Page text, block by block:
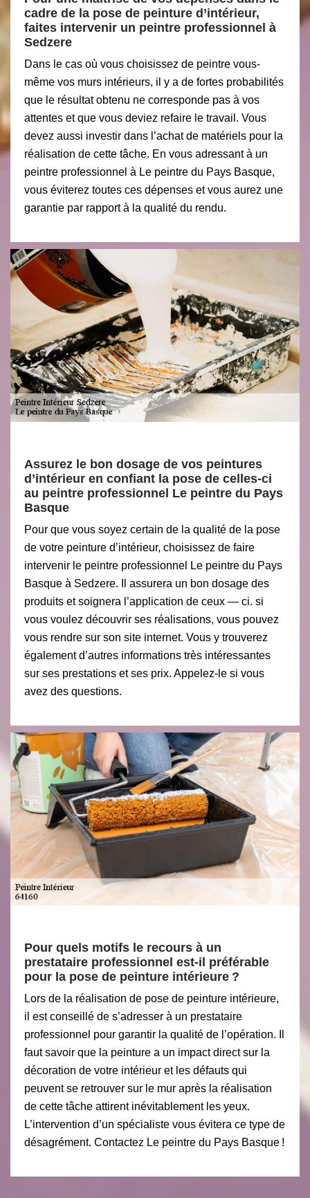
cadre de la pose de peinture d’intérieur,
faites intervenir un peintre professionnel à
Sedzere
Dans le cas où vous choisissez de peintre vous-
même vos murs intérieurs, il y a de fortes probabilités
que le résultat obtenu ne corresponde pas à vos
attentes et que vous deviez refaire le travail. Vous
devez aussi investir dans l’achat de matériels pour la
réalisation de cette tâche. En vous adressant à un
peintre professionnel à Le peintre du Pays Basque,
vous éviterez toutes ces dépenses et vous aurez une
garantie par rapport à la qualité du rendu.
Assurez le bon dosage de vos peintures
d’intérieur en confiant la pose de celles-ci
au peintre professionnel Le peintre du Pays
Basque
Pour que vous soyez certain de la qualité de la pose
de votre peinture d’intérieur, choisissez de faire
intervenir le peintre professionnel Le peintre du Pays
Basque à Sedzere. Il assurera un bon dosage des
produits et soignera l’application de ceux — ci. si
vous voulez découvrir ses réalisations, vous pouvez
vous rendre sur son site internet. Vous y trouverez
également d’autres informations très intéressantes
sur ses prestations et ses prix. Appelez-le si vous
avez des questions.
Pour quels motifs le recours à un
prestataire professionnel est-il préférable
pour la pose de peinture intérieure ?
Lors de la réalisation de pose de peinture intérieure,
il est conseillé de s’adresser à un prestataire
professionnel pour garantir la qualité de l’opération. Il
faut savoir que la peinture a un impact direct sur la
décoration de votre intérieur et les défauts qui
peuvent se retrouver sur le mur après la réalisation
de cette tâche attirent inévitablement les yeux.
L’intervention d’un spécialiste vous évitera ce type de
désagrément. Contactez Le peintre du Pays Basque !